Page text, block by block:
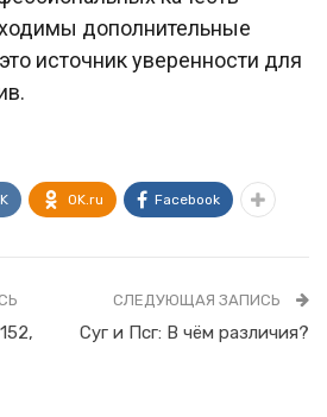
дополнительные
источник уверенности для
OK.ru Facebook
СЛЕДУЮЩАЯ ЗАПИСЬ
Суг и Псг: В чём различия?